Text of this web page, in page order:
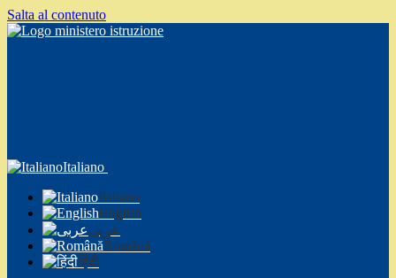
Salta al contenuto
Italiano
Italiano
English
عربى
Română
हिंदी